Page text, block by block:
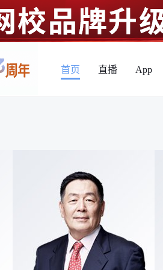
首页 直播 App